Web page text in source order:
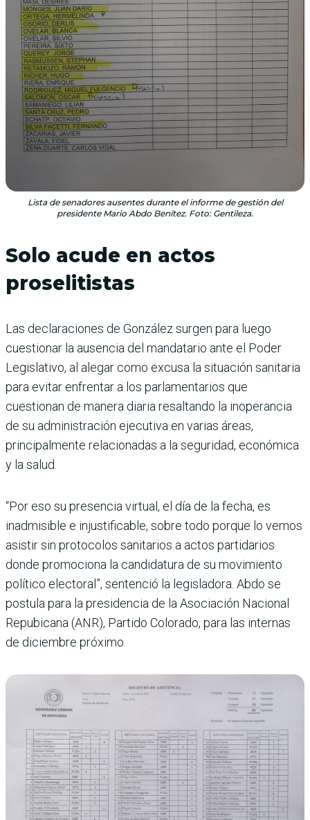
Lista de senadores ausentes durante el informe de gestión del
presidente Mario Abdo Benítez. Foto: Gentileza.
Solo acude en actos
proselitistas
Las declaraciones de González surgen para luego
cuestionar la ausencia del mandatario ante el Poder
Legislativo, al alegar como excusa la situación sanitaria
para evitar enfrentar a los parlamentarios que
cuestionan de manera diaria resaltando la inoperancia
de su administración ejecutiva en varias áreas,
principalmente relacionadas a la seguridad, económica
y la salud.
“Por eso su presencia virtual, el día de la fecha, es
inadmisible e injustificable, sobre todo porque lo vemos
asistir sin protocolos sanitarios a actos partidarios
donde promociona la candidatura de su movimiento
político electoral”, sentenció la legisladora. Abdo se
postula para la presidencia de la Asociación Nacional
Repubicana (ANR), Partido Colorado, para las internas
de diciembre próximo.